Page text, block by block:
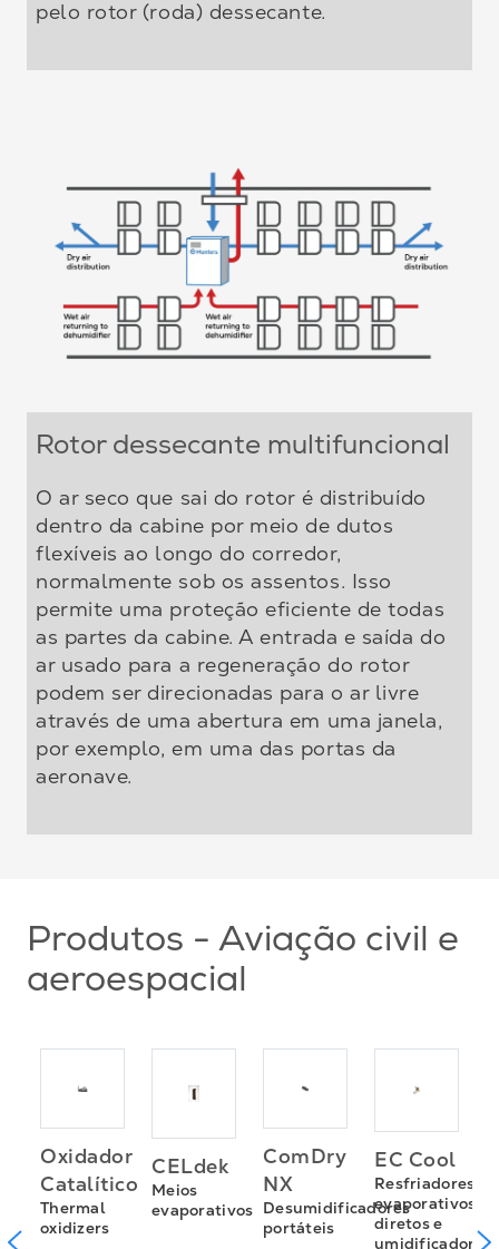
pelo rotor (roda) dessecante.
Rotor dessecante multifuncional
O ar seco que sai do rotor é distribuído
dentro da cabine por meio de dutos
flexíveis ao longo do corredor,
normalmente sob os assentos. Isso
permite uma proteção eficiente de todas
as partes da cabine. A entrada e saída do
ar usado para a regeneração do rotor
podem ser direcionadas para o ar livre
através de uma abertura em uma janela,
por exemplo, em uma das portas da
aeronave.
Produtos - Aviação civil e
aeroespacial
Oxidador
Catalítico
Thermal
oxidizers
CELdek
Meios
evaporativos
ComDry
NX
Desumidificadores
portáteis
EC Cool
Resfriadores
evaporativos
diretos e
umidificadores